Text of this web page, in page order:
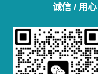
诚信 / 用